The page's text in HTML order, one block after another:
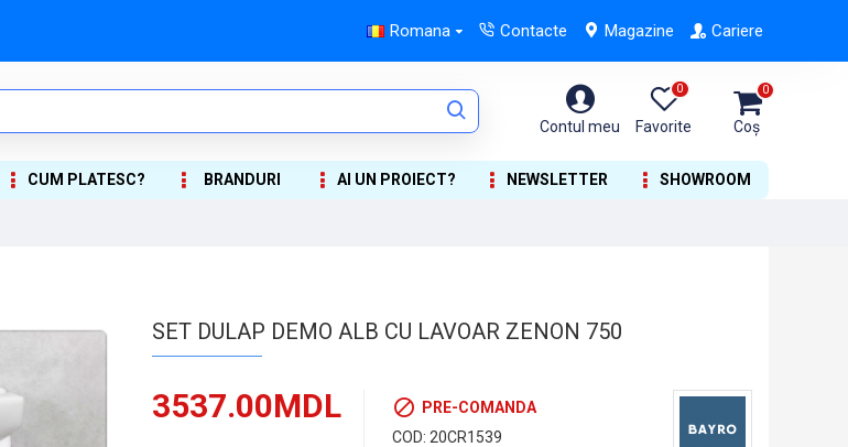
Romana Contacte Magazine Cariere
Contul meu Favorite
0
Coș
0
CUM PLATESC? BRANDURI AI UN PROIECT? NEWSLETTER SHOWROOM
SET DULAP DEMO ALB CU LAVOAR ZENON 750
3537.00MDL
PRE-COMANDA
COD: 20CR1539